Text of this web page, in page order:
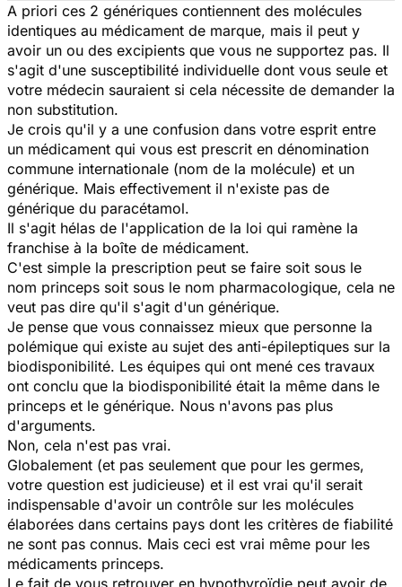
A priori ces 2 génériques contiennent des molécules
identiques au médicament de marque, mais il peut y
avoir un ou des excipients que vous ne supportez pas. Il
s'agit d'une susceptibilité individuelle dont vous seule et
votre médecin sauraient si cela nécessite de demander la
non substitution.
Je crois qu'il y a une confusion dans votre esprit entre
un médicament qui vous est prescrit en dénomination
commune internationale (nom de la molécule) et un
générique. Mais effectivement il n'existe pas de
générique du paracétamol.
Il s'agit hélas de l'application de la loi qui ramène la
franchise à la boîte de médicament.
C'est simple la prescription peut se faire soit sous le
nom princeps soit sous le nom pharmacologique, cela ne
veut pas dire qu'il s'agit d'un générique.
Je pense que vous connaissez mieux que personne la
polémique qui existe au sujet des anti-épileptiques sur la
biodisponibilité. Les équipes qui ont mené ces travaux
ont conclu que la biodisponibilité était la même dans le
princeps et le générique. Nous n'avons pas plus
d'arguments.
Non, cela n'est pas vrai.
Globalement (et pas seulement que pour les germes,
votre question est judicieuse) et il est vrai qu'il serait
indispensable d'avoir un contrôle sur les molécules
élaborées dans certains pays dont les critères de fiabilité
ne sont pas connus. Mais ceci est vrai même pour les
médicaments princeps.
Le fait de vous retrouver en hypothyroïdie peut avoir de